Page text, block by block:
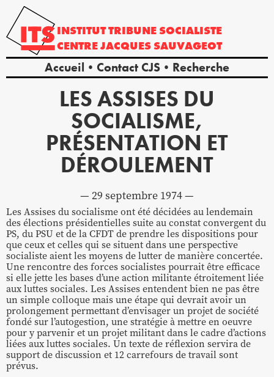
INSTITUTTRIBUNE SOCIALISTE
CENTREJACQUES SAUVAGEOT
Accueil Contact CJS Recherche
LES ASSISES DU
SOCIALISME,
PRÉSENTATION ET
DÉROULEMENT
29 septembre 1974
Les Assises du socialisme ont été décidées au lendemain
des élections présidentielles suite au constat convergent du
PS, du PSU et de la CFDT de prendre les dispositions pour
que ceux et celles qui se situent dans une perspective
socialiste aient les moyens de lutter de manière concertée.
Une rencontre des forces socialistes pourrait être efficace
si elle jette les bases d’une action militante étroitement liée
aux luttes sociales. Les Assises entendent bien ne pas être
un simple colloque mais une étape qui devrait avoir un
prolongement permettant d’envisager un projet de société
fondé sur l’autogestion, une stratégie à mettre en oeuvre
pour y parvenir et un projet militant dans le cadre d’actions
liées aux luttes sociales. Un texte de réflexion servira de
support de discussion et 12 carrefours de travail sont
prévus.